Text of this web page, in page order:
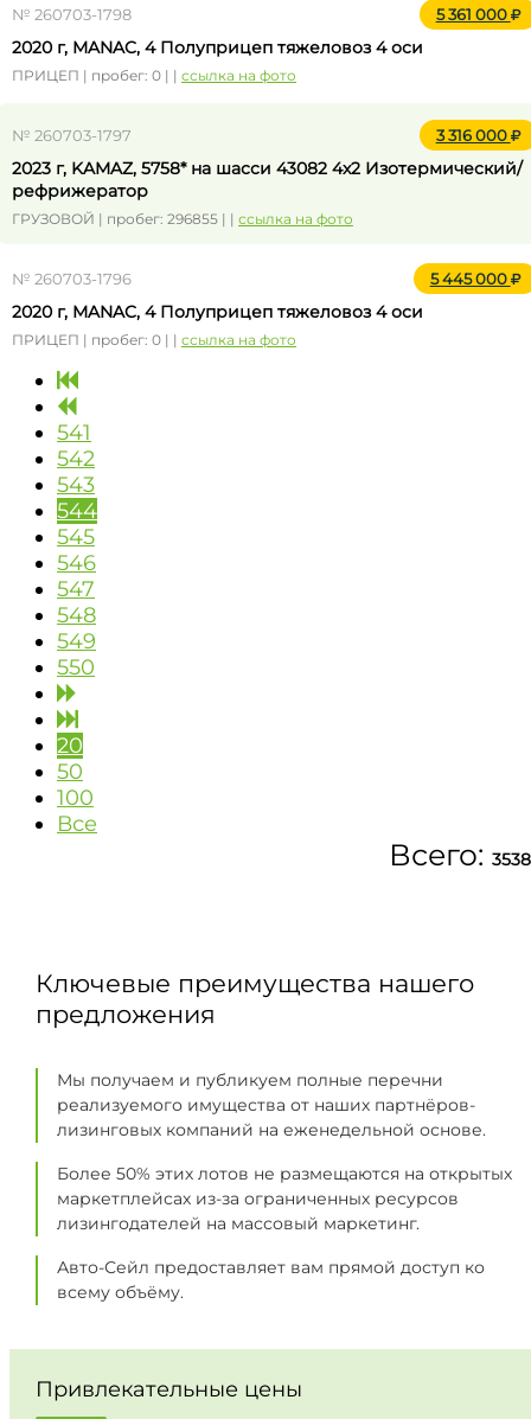
№ 260703-1798 5 361 000
2020 г, MANAC, 4 Полуприцеп тяжеловоз 4 оси
ПРИЦЕП | пробег: 0 | | ссылка на фото
№ 260703-1797 3 316 000
2023 г, KAMAZ, 5758* на шасси 43082 4x2 Изотермический/
рефрижератор
ГРУЗОВОЙ | пробег: 296855 | | ссылка на фото
№ 260703-1796 5 445 000
2020 г, MANAC, 4 Полуприцеп тяжеловоз 4 оси
ПРИЦЕП | пробег: 0 | | ссылка на фото
541
542
543
544
545
546
547
548
549
550
20
50
100
Все
Всего:
Ключевые преимущества нашего
предложения
Мы получаем и публикуем полные перечни
реализуемого имущества от наших партнёров-
лизинговых компаний на еженедельной основе.
Более 50% этих лотов не размещаются на открытых
маркетплейсах из-за ограниченных ресурсов
лизингодателей на массовый маркетинг.
Авто-Сейл предоставляет вам прямой доступ ко
всему объёму.
Привлекательные цены